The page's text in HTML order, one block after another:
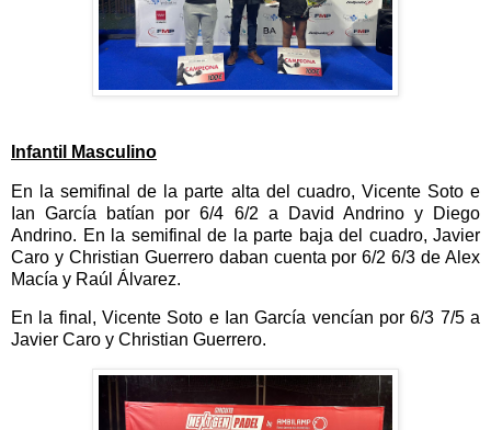
Infantil Masculino
En la semifinal de la parte alta del cuadro, Vicente Soto e
Ian García batían por 6/4 6/2 a David Andrino y Diego
Andrino. En la semifinal de la parte baja del cuadro, Javier
Caro y Christian Guerrero daban cuenta por 6/2 6/3 de Alex
Macía y Raúl Álvarez.
En la final, Vicente Soto e Ian García vencían por 6/3 7/5 a
Javier Caro y Christian Guerrero.